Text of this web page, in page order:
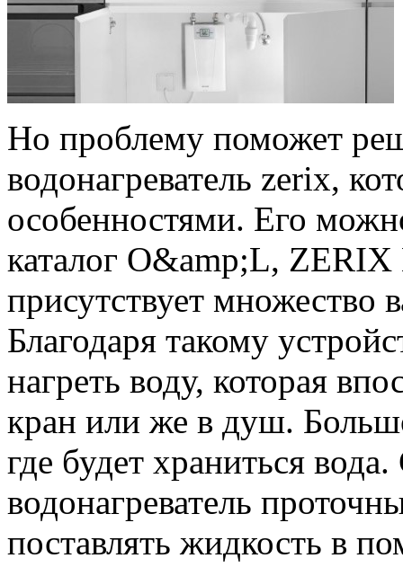
Но проблему поможет
водонагреватель zerix,
особенностями. Его
каталог O&amp;L,
присутствует множество
Благодаря такому
нагреть воду, которая
кран или же в душ.
где будет храниться
водонагреватель
поставлять жидкость в